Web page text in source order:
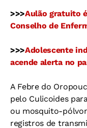
>>>Aulão gratuito
Conselho de
>>>Adolescente
acende alerta no
A Febre do
pelo Culicoides
ou mosquito-
registros de